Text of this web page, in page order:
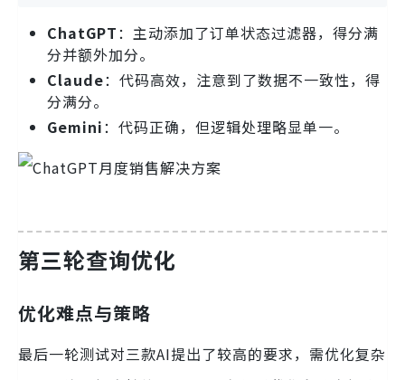
ChatGPT：主动添加了订单状态过滤器，得分满
分并额外加分。
Claude：代码高效，注意到了数据不一致性，得
分满分。
Gemini：代码正确，但逻辑处理略显单一。
第三轮查询优化
优化难点与策略
最后一轮测试对三款AI提出了较高的要求，需优化复杂